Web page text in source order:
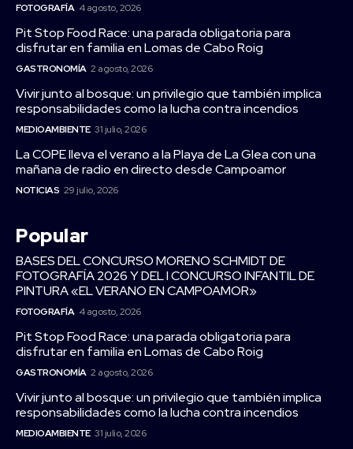
FOTOGRAFÍA 4 agosto, 2026
Pit Stop Food Race: una parada obligatoria para
disfrutar en familia en Lomas de Cabo Roig
GASTRONOMÍA 2 agosto, 2026
Vivir junto al bosque: un privilegio que también implica
responsabilidades como la lucha contra incendios
MEDIOAMBIENTE 31 julio, 2026
La COPE lleva el verano a la Playa de La Glea con una
mañana de radio en directo desde Campoamor
NOTICIAS 29 julio, 2026
Popular
BASES DEL CONCURSO MORENO SCHMIDT DE
FOTOGRAFÍA 2026 Y DEL I CONCURSO INFANTIL DE
PINTURA «EL VERANO EN CAMPOAMOR»
FOTOGRAFÍA 4 agosto, 2026
Pit Stop Food Race: una parada obligatoria para
disfrutar en familia en Lomas de Cabo Roig
GASTRONOMÍA 2 agosto, 2026
Vivir junto al bosque: un privilegio que también implica
responsabilidades como la lucha contra incendios
MEDIOAMBIENTE 31 julio, 2026